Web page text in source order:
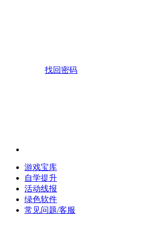
找回密码
游戏宝库
自学提升
活动线报
绿色软件
常见问题/客服